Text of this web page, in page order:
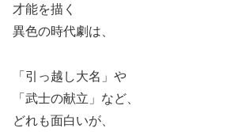
才能を描く
異色の時代劇は、
「引っ越し大名」や
「武士の献立」など、
どれも面白いが、